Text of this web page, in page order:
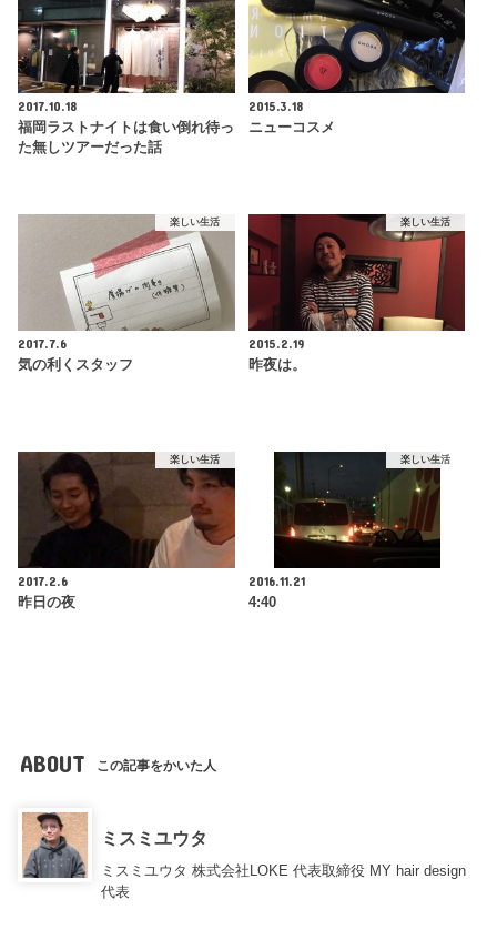
2017.10.18
福岡ラストナイトは食い倒れ待っ
た無しツアーだった話
2015.3.18
ニューコスメ
楽しい生活
2017.7.6
気の利くスタッフ
楽しい生活
2015.2.19
昨夜は。
楽しい生活
2017.2.6
昨日の夜
楽しい生活
2016.11.21
4:40
ABOUT この記事をかいた人
ミスミユウタ
ミスミユウタ 株式会社LOKE 代表取締役 MY hair design
代表